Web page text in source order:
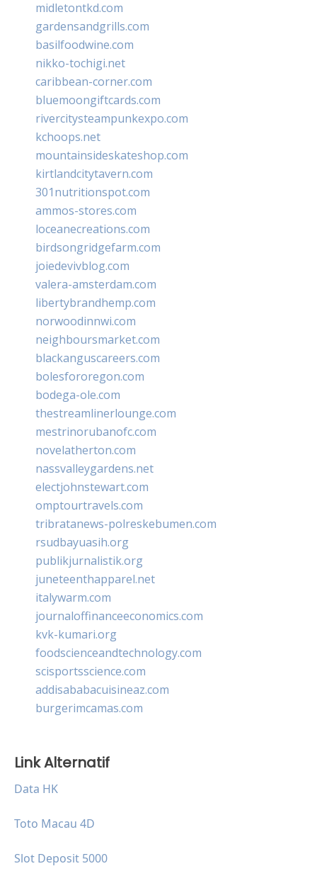
midletontkd.com
gardensandgrills.com
basilfoodwine.com
nikko-tochigi.net
caribbean-corner.com
bluemoongiftcards.com
rivercitysteampunkexpo.com
kchoops.net
mountainsideskateshop.com
kirtlandcitytavern.com
301nutritionspot.com
ammos-stores.com
loceanecreations.com
birdsongridgefarm.com
joiedevivblog.com
valera-amsterdam.com
libertybrandhemp.com
norwoodinnwi.com
neighboursmarket.com
blackanguscareers.com
bolesfororegon.com
bodega-ole.com
thestreamlinerlounge.com
mestrinorubanofc.com
novelatherton.com
nassvalleygardens.net
electjohnstewart.com
omptourtravels.com
tribratanews-polreskebumen.com
rsudbayuasih.org
publikjurnalistik.org
juneteenthapparel.net
italywarm.com
journaloffinanceeconomics.com
kvk-kumari.org
foodscienceandtechnology.com
scisportsscience.com
addisababacuisineaz.com
burgerimcamas.com
Link Alternatif
Data HK
Toto Macau 4D
Slot Deposit 5000